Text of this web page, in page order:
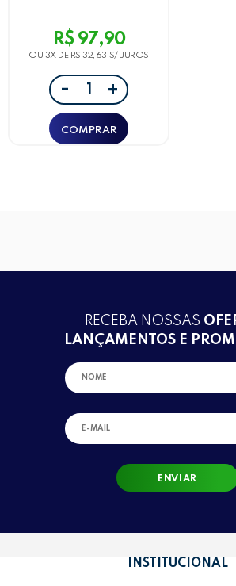
R$ 97,90
OU 3X DE R$ 32,63
- +
RECEBA NOSSAS
LANÇAMENTOS E
ENVIAR
INSTITUCIONAL